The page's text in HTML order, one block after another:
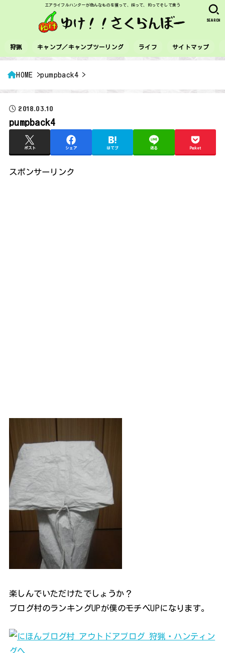
エアライフルハンターが色んなものを獲って、採って、釣ってそして食う
狩猟 キャンプ／キャンプツーリング ライフ サイトマップ
SEARCH
HOME pumpback4
2018.03.10
pumpback4
ポスト シェア はてブ 送る Pocket
スポンサーリンク
楽しんでいただけたでしょうか？
ブログ村のランキングUPが僕のモチベUPになります。